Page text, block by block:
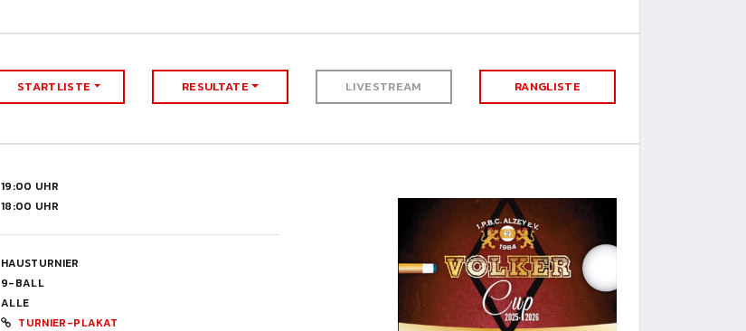
STARTLISTE RESULTATE LIVESTREAM RANGLISTE
19:00 UHR
18:00 UHR
HAUSTURNIER
9-BALL
ALLE
TURNIER-PLAKAT